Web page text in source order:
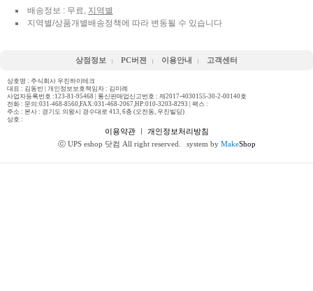
배송정보 : 무료, 지역별
지역별/상품개별배송정책에 따라 변동될 수 있습니다
상점정보 PC버젼 이용안내 고객센터
상호명 : 주식회사 우진하이테크
대표 : 김동빈 | 개인정보보호책임자 : 김미례
사업자등록번호 :123-81-95468 | 통신판매업신고번호 : 제2017-4030155-30-2-00140호
전화 : 문의:031-468-8560,FAX:031-468-2067,HP:010-3203-8293 | 팩스 :
주소 : 본사 : 경기도 의왕시 경수대로 413, 6층 (오전동, 우진빌딩)
상호 :
이용약관ㅣ 개인정보처리방침
ⓒ UPS eshop 닷컴 All right reserved.
system by MakeShop